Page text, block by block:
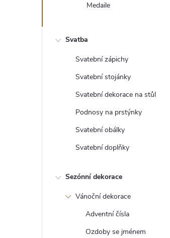
e
Medaile
Svatba
Svatební zápichy
Svatební stojánky
Svatební dekorace na stůl
Podnosy na prstýnky
Svatební obálky
Svatební doplňky
Sezónní dekorace
Vánoční dekorace
Adventní čísla
Ozdoby se jménem